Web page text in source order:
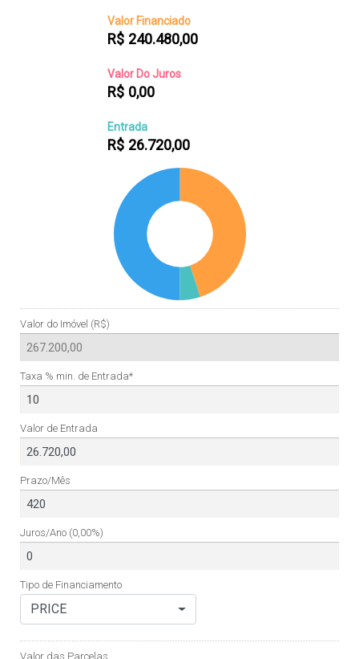
Valor Financiado
R$ 240.480,00
Valor Do Juros
R$ 0,00
Entrada
R$ 26.720,00
Valor do Imóvel (R$)
Taxa % min. de Entrada*
Valor de Entrada
Prazo/Mês
Juros/Ano (0,00%)
Tipo de Financiamento
PRICE
Valor das Parcelas